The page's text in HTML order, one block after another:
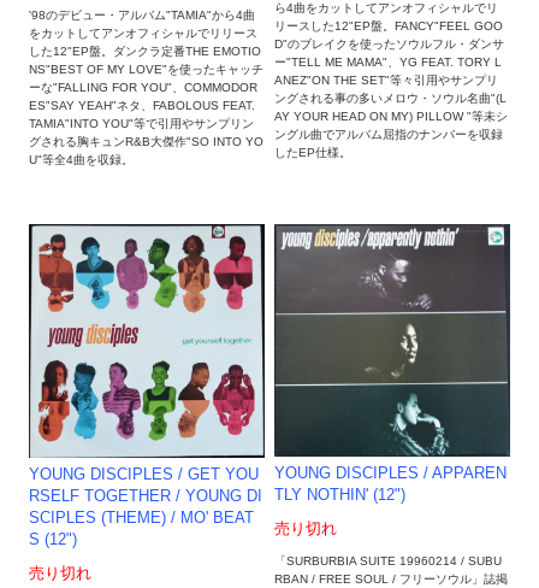
'98のデビュー・アルバム"TAMIA"から4曲
をカットしてアンオフィシャルでリリース
した12"EP盤。ダンクラ定番THE EMOTIO
NS"BEST OF MY LOVE"を使ったキャッチ
ーな"FALLING FOR YOU"、COMMODOR
ES"SAY YEAH"ネタ、FABOLOUS FEAT.
TAMIA"INTO YOU"等で引用やサンプリン
グされる胸キュンR&B大傑作"SO INTO YO
U"等全4曲を収録。
ら4曲をカットしてアンオフィシャルでリ
リースした12"EP盤。FANCY"FEEL GOO
D"のブレイクを使ったソウルフル・ダンサ
ー"TELL ME MAMA"、YG FEAT. TORY L
ANEZ"ON THE SET"等々引用やサンプリ
ングされる事の多いメロウ・ソウル名曲"(L
AY YOUR HEAD ON MY) PILLOW "等未シ
ングル曲でアルバム屈指のナンバーを収録
したEP仕様。
YOUNG DISCIPLES / GET YOU
RSELF TOGETHER / YOUNG DI
SCIPLES (THEME) / MO' BEAT
S (12")
売り切れ
YOUNG DISCIPLES / APPAREN
TLY NOTHIN' (12")
売り切れ
「SURBURBIA SUITE 19960214 / SUBU
RBAN / FREE SOUL / フリーソウル」誌掲